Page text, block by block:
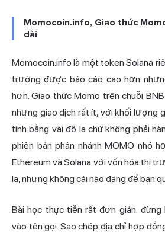
Momocoin.info, Giao thức
dài
Momocoin.info là một token Solana
trường được báo cáo cao hơn
hơn. Giao thức Momo trên chuỗi
nhưng giao dịch rất ít, với khối lượng
tính bằng vài đô la chứ không phải
phiên bản phân nhánh MOMO nhỏ
Ethereum và Solana với vốn hóa thị
la, nhưng không cái nào đáng để bạn
Bài học thực tiễn rất đơn giản:
vào tên gọi. Sao chép địa chỉ hợp